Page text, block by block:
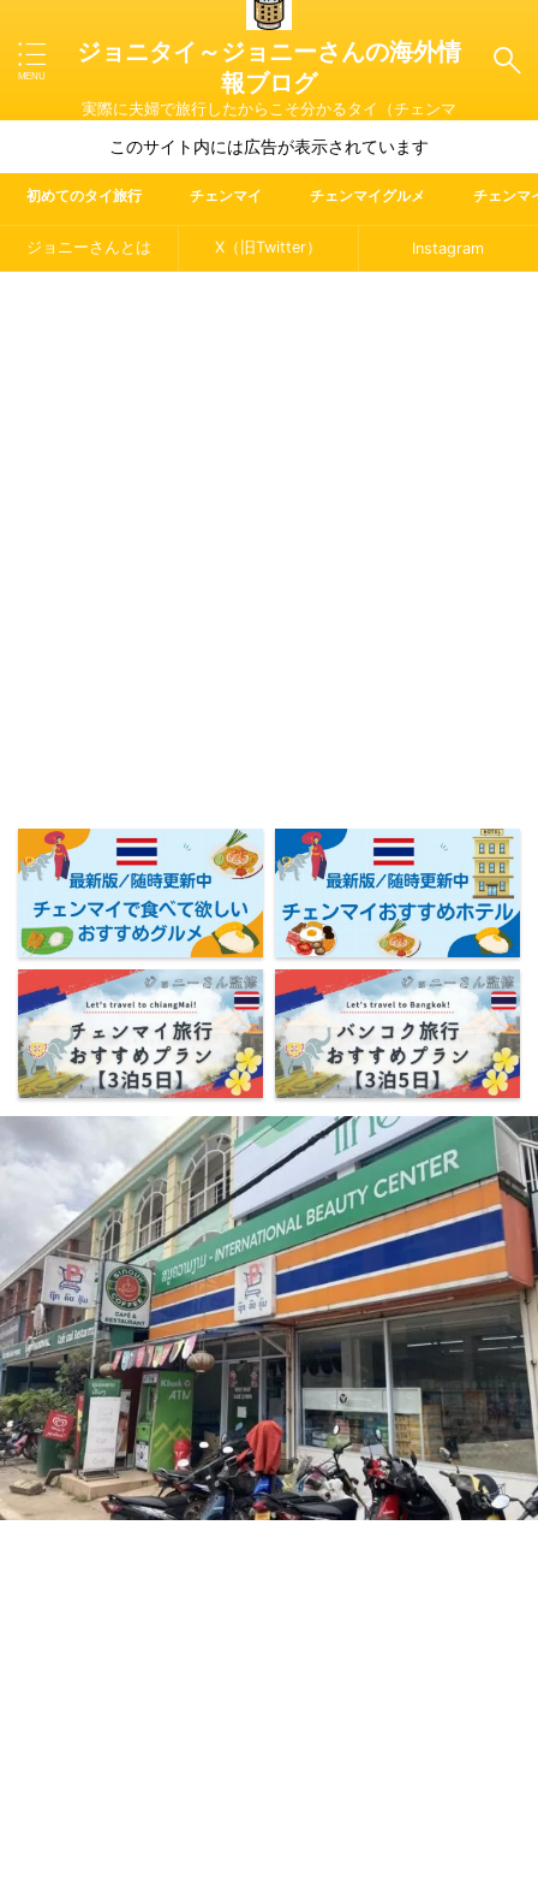
ジョニタイ～ジョニーさんの海外情
報ブログ
実際に夫婦で旅行したからこそ分かるタイ（チェンマ
イ）やマレーシア・ラオス・イタリアの魅力を紹介
このサイト内には広告が表示されています
初めてのタイ旅行 チェンマイ チェンマイグルメ チェンマ
ジョニーさんとは X（旧Twitter） Instagram